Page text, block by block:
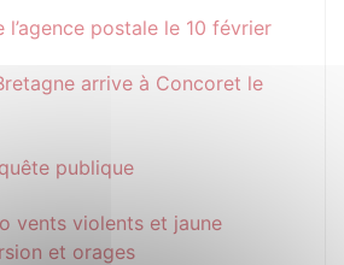
l’agence postale le 10 février
arrive à Concoret le
publique
vents violents et jaune
et orages